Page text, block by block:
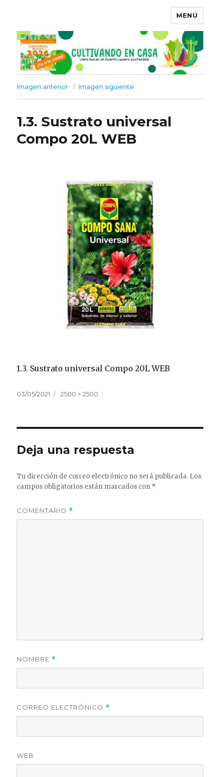
MENÚ
Imagen anterior Imagen siguiente
1.3. Sustrato universal
Compo 20L WEB
1.3. Sustrato universal Compo 20L WEB
Publicado
03/05/2021
Tamaño
2500 × 2500
Deja una respuesta
Tu dirección de correo electrónico no será publicada. Los
campos obligatorios están marcados con *
COMENTARIO *
NOMBRE *
CORREO ELECTRÓNICO *
WEB